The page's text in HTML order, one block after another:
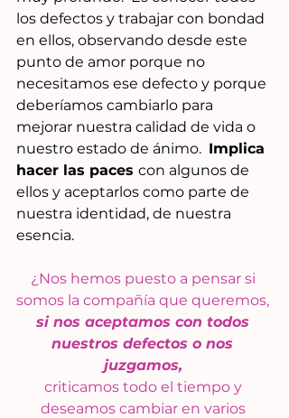
los defectos y trabajar con bondad
en ellos, observando desde este
punto de amor porque no
necesitamos ese defecto y porque
deberíamos cambiarlo para
mejorar nuestra calidad de vida o
nuestro estado de ánimo. Implica
hacer las paces con algunos de
ellos y aceptarlos como parte de
nuestra identidad, de nuestra
esencia.
¿Nos hemos puesto a pensar si
somos la compañía que queremos,
si nos aceptamos con todos
nuestros defectos o nos
juzgamos,
criticamos todo el tiempo y
deseamos cambiar en varios